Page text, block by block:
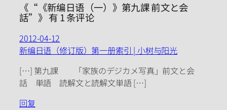
《“《新编日语（一）》第九課 前文と会
話”》 有 1 条评论
2012-04-12
新编日语（修订版）第一册索引 | 小树与阳光
[…] 第九課 「家族のデジカメ写真」前文と会
話 単語 読解文と読解文単語 […]
回复